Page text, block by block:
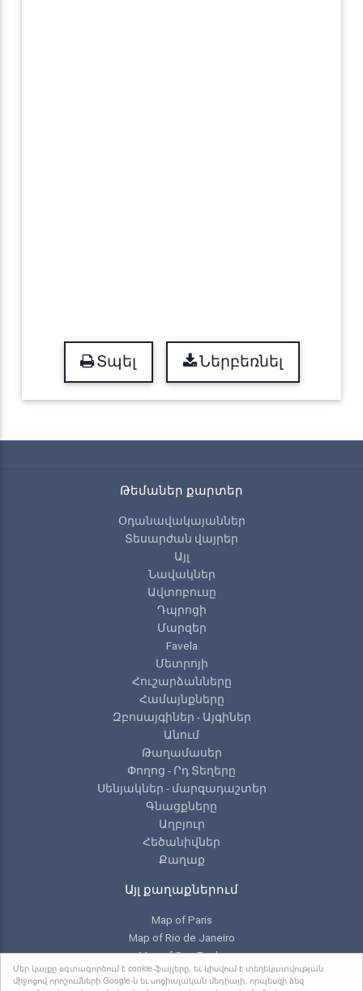
Մեր կայքը օգտագործում է cookie-ֆայլերը, եւ կիսվում է տեղեկատվության
միջոցով որոշումների Google-ն եւ սոցիալական մեդիայի, որպեսզի ձեզ
Տպել Ներբեռնել
Թեմաներ քարտեր
Օդանավակայաններ
Տեսարժան վայրեր
Այլ
Նավակներ
Ավտոբուսը
Դպրոցի
Մարզեր
Favela
Մետրոյի
Հուշարձանները
Համայնքները
Զբոսայգիներ - Այգիներ
Անում
Թաղամասեր
Փողոց - Րդ Տեղերը
Սենյակներ - մարզադաշտեր
Գնացքները
Աղբյուր
Հեծանիվներ
Քաղաք
Այլ քաղաքներում
Map of Paris
Map of Rio de Janeiro
Map of Sao Paulo
Map of Toronto